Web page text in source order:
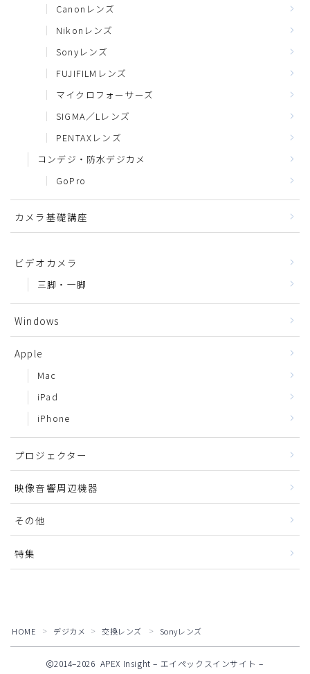
Canonレンズ
Nikonレンズ
Sonyレンズ
FUJIFILMレンズ
マイクロフォーサーズ
SIGMA／Lレンズ
PENTAXレンズ
コンデジ・防水デジカメ
GoPro
カメラ基礎講座
ビデオカメラ
三脚・一脚
Windows
Apple
Mac
iPad
iPhone
プロジェクター
映像音響周辺機器
その他
特集
HOME ＞ デジカメ ＞ 交換レンズ ＞ Sonyレンズ
2014–2026 APEX Insight – エイペックスインサイト –